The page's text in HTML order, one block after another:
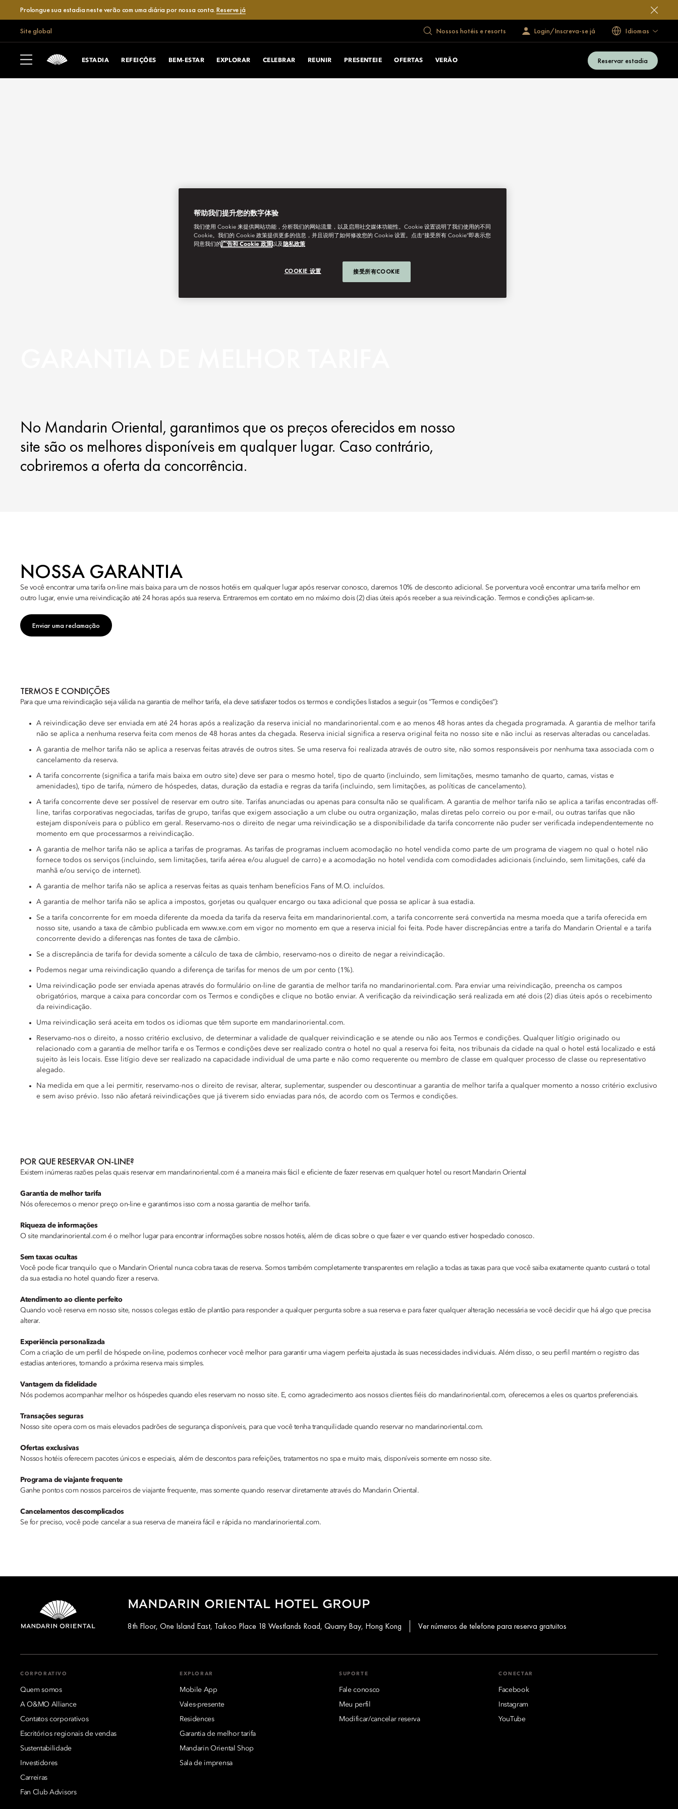
Prolongue sua estadia neste verão com uma diária por nossa conta.Reserve já
Site global Nossos hotéis e resorts Login/Inscreva-se já Idiomas
ESTADIA REFEIÇÕES BEM-ESTAR EXPLORAR CELEBRAR REUNIR PRESENTEIE OFERTAS VERÃO Reservar estadia
No Mandarin Oriental, garantimos que os preços oferecidos em nosso
site são os melhores disponíveis em qualquer lugar. Caso contrário,
cobriremos a oferta da concorrência.
NOSSA GARANTIA
Se você encontrar uma tarifa on-line mais baixa para um de nossos hotéis em qualquer lugar após reservar conosco, daremos 10% de desconto adicional. Se porventura você encontrar uma tarifa melhor em
outro lugar, envie uma reivindicação até 24 horas após sua reserva. Entraremos em contato em no máximo dois (2) dias úteis após receber a sua reivindicação. Termos e condições aplicam-se.
Enviar uma reclamação
TERMOS E CONDIÇÕES
Para que uma reivindicação seja válida na garantia de melhor tarifa, ela deve satisfazer todos os termos e condições listados a seguir (os “Termos e condições”):
A reivindicação deve ser enviada em até 24 horas após a realização da reserva inicial no mandarinoriental.com e ao menos 48 horas antes da chegada programada. A garantia de melhor tarifa
não se aplica a nenhuma reserva feita com menos de 48 horas antes da chegada. Reserva inicial significa a reserva original feita no nosso site e não inclui as reservas alteradas ou canceladas.
A garantia de melhor tarifa não se aplica a reservas feitas através de outros sites. Se uma reserva foi realizada através de outro site, não somos responsáveis por nenhuma taxa associada com o
cancelamento da reserva.
A tarifa concorrente (significa a tarifa mais baixa em outro site) deve ser para o mesmo hotel, tipo de quarto (incluindo, sem limitações, mesmo tamanho de quarto, camas, vistas e
amenidades), tipo de tarifa, número de hóspedes, datas, duração da estadia e regras da tarifa (incluindo, sem limitações, as políticas de cancelamento).
A tarifa concorrente deve ser possível de reservar em outro site. Tarifas anunciadas ou apenas para consulta não se qualificam. A garantia de melhor tarifa não se aplica a tarifas encontradas off-
line, tarifas corporativas negociadas, tarifas de grupo, tarifas que exigem associação a um clube ou outra organização, malas diretas pelo correio ou por e-mail, ou outras tarifas que não
estejam disponíveis para o público em geral. Reservamo-nos o direito de negar uma reivindicação se a disponibilidade da tarifa concorrente não puder ser verificada independentemente no
momento em que processarmos a reivindicação.
A garantia de melhor tarifa não se aplica a tarifas de programas. As tarifas de programas incluem acomodação no hotel vendida como parte de um programa de viagem no qual o hotel não
fornece todos os serviços (incluindo, sem limitações, tarifa aérea e/ou aluguel de carro) e a acomodação no hotel vendida com comodidades adicionais (incluindo, sem limitações, café da
manhã e/ou serviço de internet).
A garantia de melhor tarifa não se aplica a reservas feitas as quais tenham benefícios Fans of M.O. incluídos.
A garantia de melhor tarifa não se aplica a impostos, gorjetas ou qualquer encargo ou taxa adicional que possa se aplicar à sua estadia.
Se a tarifa concorrente for em moeda diferente da moeda da tarifa da reserva feita em mandarinoriental.com, a tarifa concorrente será convertida na mesma moeda que a tarifa oferecida em
nosso site, usando a taxa de câmbio publicada em www.xe.com em vigor no momento em que a reserva inicial foi feita. Pode haver discrepâncias entre a tarifa do Mandarin Oriental e a tarifa
concorrente devido a diferenças nas fontes de taxa de câmbio.
Se a discrepância de tarifa for devida somente a cálculo de taxa de câmbio, reservamo-nos o direito de negar a reivindicação.
Podemos negar uma reivindicação quando a diferença de tarifas for menos de um por cento (1%).
Uma reivindicação pode ser enviada apenas através do formulário on-line de garantia de melhor tarifa no mandarinoriental.com. Para enviar uma reivindicação, preencha os campos
obrigatórios, marque a caixa para concordar com os Termos e condições e clique no botão enviar. A verificação da reivindicação será realizada em até dois (2) dias úteis após o recebimento
da reivindicação.
Uma reivindicação será aceita em todos os idiomas que têm suporte em mandarinoriental.com.
Reservamo-nos o direito, a nosso critério exclusivo, de determinar a validade de qualquer reivindicação e se atende ou não aos Termos e condições. Qualquer litígio originado ou
relacionado com a garantia de melhor tarifa e os Termos e condições deve ser realizado contra o hotel no qual a reserva foi feita, nos tribunais da cidade na qual o hotel está localizado e está
sujeito às leis locais. Esse litígio deve ser realizado na capacidade individual de uma parte e não como requerente ou membro de classe em qualquer processo de classe ou representativo
alegado.
Na medida em que a lei permitir, reservamo-nos o direito de revisar, alterar, suplementar, suspender ou descontinuar a garantia de melhor tarifa a qualquer momento a nosso critério exclusivo
e sem aviso prévio. Isso não afetará reivindicações que já tiverem sido enviadas para nós, de acordo com os Termos e condições.
POR QUE RESERVAR ON-LINE?
Existem inúmeras razões pelas quais reservar em mandarinoriental.com é a maneira mais fácil e eficiente de fazer reservas em qualquer hotel ou resort Mandarin Oriental
Garantia de melhor tarifa
Nós oferecemos o menor preço on-line e garantimos isso com a nossa garantia de melhor tarifa.
Riqueza de informações
O site mandarinoriental.com é o melhor lugar para encontrar informações sobre nossos hotéis, além de dicas sobre o que fazer e ver quando estiver hospedado conosco.
Sem taxas ocultas
Você pode ficar tranquilo que o Mandarin Oriental nunca cobra taxas de reserva. Somos também completamente transparentes em relação a todas as taxas para que você saiba exatamente quanto custará o total
da sua estadia no hotel quando fizer a reserva.
Atendimento ao cliente perfeito
Quando você reserva em nosso site, nossos colegas estão de plantão para responder a qualquer pergunta sobre a sua reserva e para fazer qualquer alteração necessária se você decidir que há algo que precisa
alterar.
Experiência personalizada
Com a criação de um perfil de hóspede on-line, podemos conhecer você melhor para garantir uma viagem perfeita ajustada às suas necessidades individuais. Além disso, o seu perfil mantém o registro das
estadias anteriores, tornando a próxima reserva mais simples.
Vantagem da fidelidade
Nós podemos acompanhar melhor os hóspedes quando eles reservam no nosso site. E, como agradecimento aos nossos clientes fiéis do mandarinoriental.com, oferecemos a eles os quartos preferenciais.
Transações seguras
Nosso site opera com os mais elevados padrões de segurança disponíveis, para que você tenha tranquilidade quando reservar no mandarinoriental.com.
Ofertas exclusivas
Nossos hotéis oferecem pacotes únicos e especiais, além de descontos para refeições, tratamentos no spa e muito mais, disponíveis somente em nosso site.
Programa de viajante frequente
Ganhe pontos com nossos parceiros de viajante frequente, mas somente quando reservar diretamente através do Mandarin Oriental.
Cancelamentos descomplicados
Se for preciso, você pode cancelar a sua reserva de maneira fácil e rápida no mandarinoriental.com.
MANDARIN ORIENTAL HOTEL GROUP
8th Floor, One Island East, Taikoo Place 18 Westlands Road, Quarry Bay, Hong Kong Ver números de telefone para reserva gratuitos
CORPORATIVO
Quem somos
A O&MO Alliance
Contatos corporativos
Escritórios regionais de vendas
Sustentabilidade
Investidores
Carreiras
Fan Club Advisors
EXPLORAR
Mobile App
Vales-presente
Residences
Garantia de melhor tarifa
Mandarin Oriental Shop
Sala de imprensa
SUPORTE
Fale conosco
Meu perfil
Modificar/cancelar reserva
CONECTAR
Facebook
Instagram
YouTube
帮助我们提升您的数字体验
我们使用 Cookie 来提供网站功能，分析我们的网站流量，以及启用社交媒体功能性。Cookie 设置说明了我们使用的不同
Cookie。我们的 Cookie 政策提供更多的信息，并且说明了如何修改您的 Cookie 设置。点击“接受所有 Cookie”即表示您
同意我们的广告和 Cookie 政策以及 隐私政策
COOKIE 设置 接受所有COOKIE